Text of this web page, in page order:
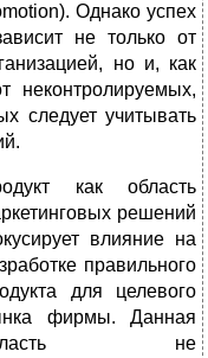
Однако успех
не только от
но и, как
неконтролируемых,
следует учитывать
как область
решений
влияние на
правильного
для целевого
фирмы. Данная
не